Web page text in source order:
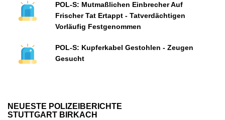
POL-S: Mutmaßlichen Einbrecher Auf
Frischer Tat Ertappt - Tatverdächtigen
Vorläufig Festgenommen
POL-S: Kupferkabel Gestohlen - Zeugen
Gesucht
NEUESTE POLIZEIBERICHTE
STUTTGART BIRKACH